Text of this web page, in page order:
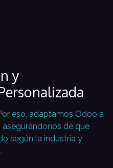
y
eso, adaptamos Odoo a
de que
según la industria y